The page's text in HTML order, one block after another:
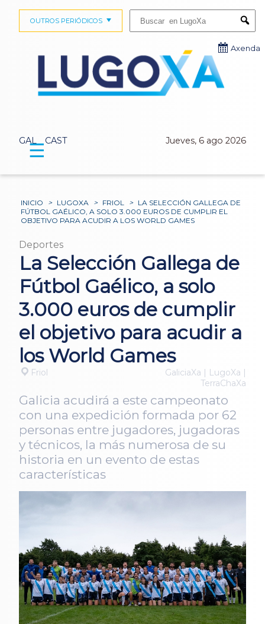
GAL CAST Jueves, 6 ago 2026
OUTROS PERIÓDICOS
Axenda
☰
INICIO > LUGOXA > FRIOL > LA SELECCIÓN GALLEGA DE
FÚTBOL GAÉLICO, A SOLO 3.000 EUROS DE CUMPLIR EL
OBJETIVO PARA ACUDIR A LOS WORLD GAMES
Deportes
La Selección Gallega de
Fútbol Gaélico, a solo
3.000 euros de cumplir
el objetivo para acudir a
los World Games
Friol
GaliciaXa | LugoXa |
TerraChaXa
Galicia acudirá a este campeonato
con una expedición formada por 62
personas entre jugadores, jugadoras
y técnicos, la más numerosa de su
historia en un evento de estas
características